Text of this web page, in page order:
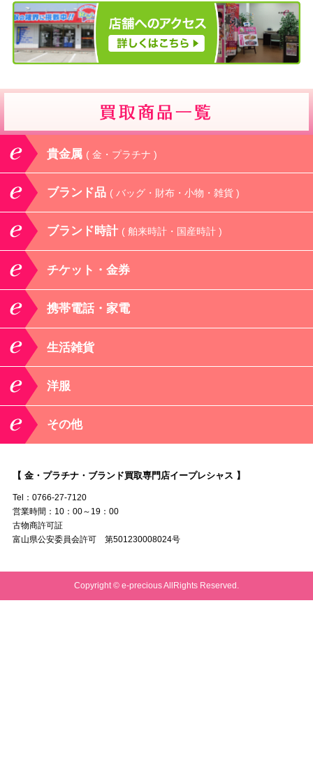
貴金属 ( 金・プラチナ )
ブランド品 ( バッグ・財布・小物・雑貨 )
ブランド時計 ( 舶来時計・国産時計 )
チケット・金券
携帯電話・家電
生活雑貨
洋服
その他
【 金・プラチナ・ブランド買取専門店イープレシャス 】
Tel：0766-27-7120
営業時間：10：00～19：00
古物商許可証
富山県公安委員会許可 第501230008024号
Copyright © e-precious AllRights Reserved.